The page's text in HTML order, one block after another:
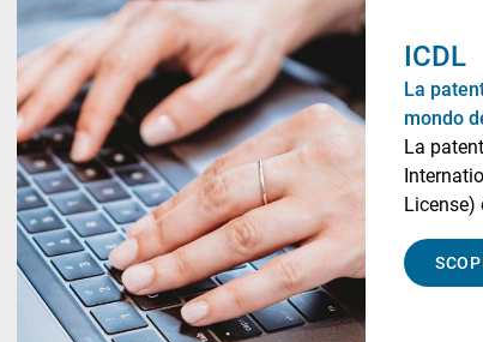
ICDL
​​​​​La
mondo
La
License)